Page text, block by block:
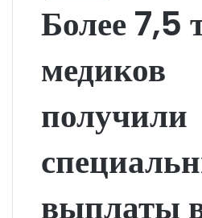
Более 7,5
медиков
получили
выплаты